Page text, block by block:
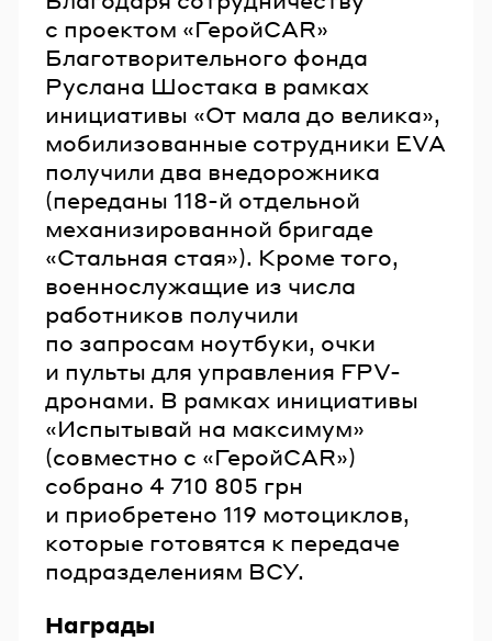
с проектом «ГеройCAR»
Благотворительного фонда
Руслана Шостака в рамках
инициативы «От мала до велика»,
мобилизованные сотрудники EVA
получили два внедорожника
(переданы 118-й отдельной
механизированной бригаде
«Стальная стая»). Кроме того,
военнослужащие из числа
работников получили
по запросам ноутбуки, очки
и пульты для управления FPV-
дронами. В рамках инициативы
«Испытывай на максимум»
(совместно с «ГеройCAR»)
собрано 4 710 805 грн
и приобретено 119 мотоциклов,
которые готовятся к передаче
подразделениям ВСУ.
Награды